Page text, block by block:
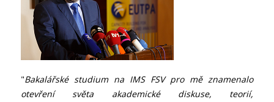
"Bakalářské studium na IMS FSV pro mě znamenalo
otevření světa akademické diskuse, teorií,